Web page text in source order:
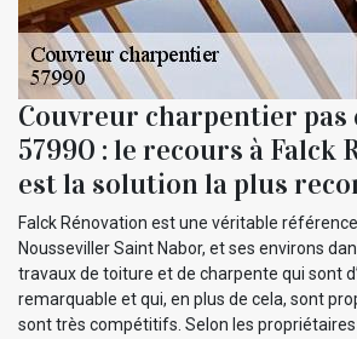
Couvreur charpentier pas
57990 : le recours à Falck
est la solution la plus
Falck Rénovation est une véritable
Nousseviller Saint Nabor, et ses environs
travaux de toiture et de charpente qui sont
remarquable et qui, en plus de cela, sont
sont très compétitifs. Selon les